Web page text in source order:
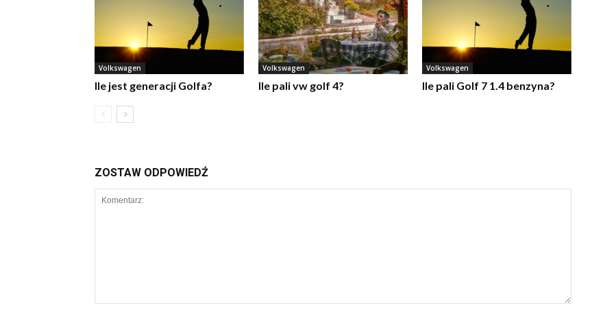
Volkswagen
Ile jest generacji Golfa?
Volkswagen
Ile pali vw golf 4?
Volkswagen
Ile pali Golf 7 1.4 benzyna?
ZOSTAW ODPOWIEDŹ